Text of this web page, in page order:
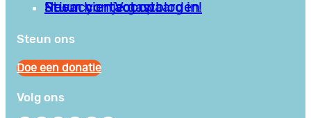
Privacy en Voorwaarden
Stuur hier je gastblog in!
Neem contact op
Steun ons
Doe een donatie
Volg ons